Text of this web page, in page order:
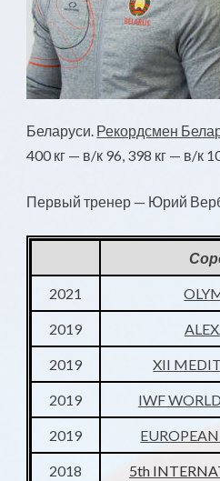
Беларуси. Рекордсмен
400 кг — в/к 96, 398 кг — в/к
Первый тренер — Юрий
2021
2019
2019 XII
2019 IWF
2019
2018 5th